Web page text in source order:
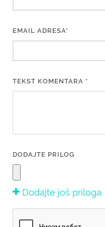
EMAIL ADRESA*
TEKST KOMENTARA *
DODAJTE PRILOG
Dodajte još priloga